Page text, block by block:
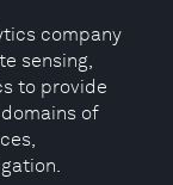
company
sensing,
to provide
of